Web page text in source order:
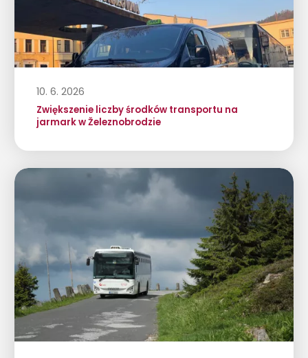
10. 6. 2026
Zwiększenie liczby środków transportu na
jarmark w Železnobrodzie